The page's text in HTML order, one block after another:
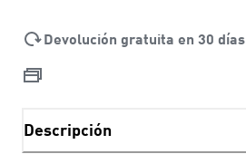
Devolución gratuita en 30 días
Descripción